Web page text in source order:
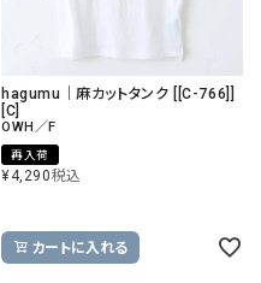
hagumu｜麻カットタンク [[C-766]]
[C]
OWH／F
再入荷
¥4,290税込
カートに入れる